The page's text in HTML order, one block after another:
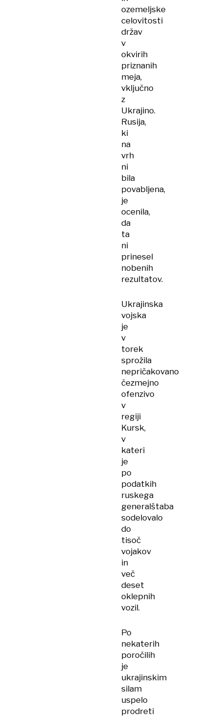
ozemeljske
celovitosti
držav
v
okvirih
priznanih
meja,
vključno
z
Ukrajino.
Rusija,
ki
na
vrh
ni
bila
povabljena,
je
ocenila,
da
ta
ni
prinesel
nobenih
rezultatov.
Ukrajinska
vojska
je
v
torek
sprožila
nepričakovano
čezmejno
ofenzivo
v
regiji
Kursk,
v
kateri
je
po
podatkih
ruskega
generalštaba
sodelovalo
do
tisoč
vojakov
in
več
deset
oklepnih
vozil.
Po
nekaterih
poročilih
je
ukrajinskim
silam
uspelo
prodreti